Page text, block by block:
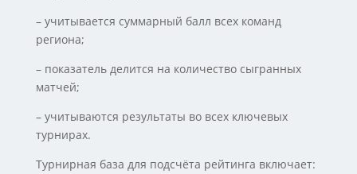
– учитывается суммарный балл всех команд
региона;
– показатель делится на количество сыгранных
матчей;
– учитываются результаты во всех ключевых
турнирах.
Турнирная база для подсчёта рейтинга включает: